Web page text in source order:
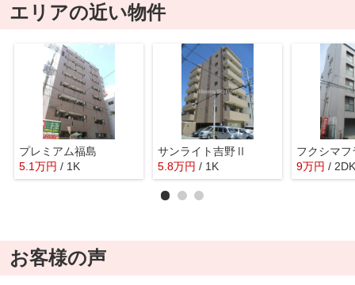
エリアの近い物件
プレミアム福島
5.1万円 / 1K
サンライト吉野Ⅱ
5.8万円 / 1K
フクシマフ
9万円 / 2DK
お客様の声